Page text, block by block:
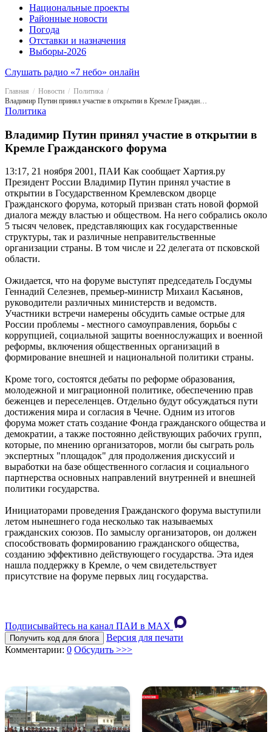
Национальные проекты
Районные новости
Погода
Отставки и назначения
Выборы-2026
Слушать радио «7 небо» онлайн
Главная Новости
Политика
Владимир Путин принял участие в открытии в Кремле Гражданского форума
Политика
Владимир Путин принял участие в открытии в
Кремле Гражданского форума
13:17, 21 ноября 2001, ПАИ Как сообщает Хартия.ру
Президент России Владимир Путин принял участие в
открытии в Государственном Кремлевском дворце
Гражданского форума, который призван стать новой формой
диалога между властью и обществом. На него собрались около
5 тысяч человек, представляющих как государственные
структуры, так и различные неправительственные
организации страны. В том числе и 22 делегата от псковской
области.
Ожидается, что на форуме выступят председатель Госдумы
Геннадий Селезнев, премьер-министр Михаил Касьянов,
руководители различных министерств и ведомств.
Участники встречи намерены обсудить самые острые для
России проблемы - местного самоуправления, борьбы с
коррупцией, социальной защиты военнослужащих и военной
реформы, включения общественных организаций в
формирование внешней и национальной политики страны.
Кроме того, состоятся дебаты по реформе образования,
молодежной и миграционной политике, обеспечению прав
беженцев и переселенцев. Отдельно будут обсуждаться пути
достижения мира и согласия в Чечне. Одним из итогов
форума может стать создание Фонда гражданского общества и
демократии, а также постоянно действующих рабочих групп,
которые, по мнению организаторов, могли бы сыграть роль
экспертных "площадок" для продолжения дискуссий и
выработки на базе общественного согласия и социального
партнерства основных направлений внутренней и внешней
политики государства.
Инициаторами проведения Гражданского форума выступили
летом нынешнего года несколько так называемых
гражданских союзов. По замыслу организаторов, он должен
способствовать формированию гражданского общества,
созданию эффективно действующего государства. Эта идея
нашла поддержку в Кремле, о чем свидетельствует
присутствие на форуме первых лиц государства.
Подписывайтесь на канал ПАИ в MAХ
Получить код для блога
Версия для печати
Комментарии: 0 Обсудить >>>